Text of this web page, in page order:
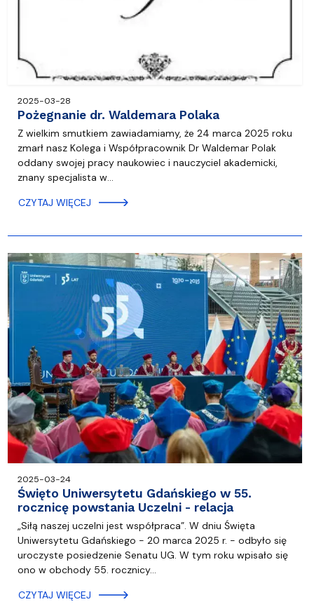
2025-03-28
Pożegnanie dr. Waldemara Polaka
Z wielkim smutkiem zawiadamiamy, że 24 marca 2025 roku
zmarł nasz Kolega i Współpracownik Dr Waldemar Polak
oddany swojej pracy naukowiec i nauczyciel akademicki,
znany specjalista w…
CZYTAJ WIĘCEJ
2025-03-24
Święto Uniwersytetu Gdańskiego w 55.
rocznicę powstania Uczelni - relacja
„Siłą naszej uczelni jest współpraca”. W dniu Święta
Uniwersytetu Gdańskiego - 20 marca 2025 r. - odbyło się
uroczyste posiedzenie Senatu UG. W tym roku wpisało się
ono w obchody 55. rocznicy…
CZYTAJ WIĘCEJ